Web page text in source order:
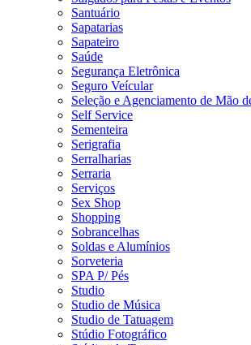
Santuário
Sapatarias
Sapateiro
Saúde
Segurança Eletrônica
Seguro Veícular
Seleção e Agenciamento de Mão
Self Service
Sementeira
Serigrafia
Serralharias
Serraria
Serviços
Sex Shop
Shopping
Sobrancelhas
Soldas e Alumínios
Sorveteria
SPA P/ Pés
Studio
Studio de Música
Studio de Tatuagem
Stúdio Fotográfico